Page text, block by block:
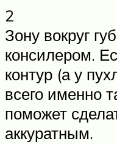
2
Зону вокруг
консилером.
контур (а у
всего именно
поможет
аккуратным.